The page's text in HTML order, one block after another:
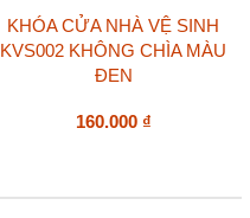
KHÓA CỬA NHÀ VỆ SINH
KVS002 KHÔNG CHÌA MÀU
ĐEN
160.000 ₫